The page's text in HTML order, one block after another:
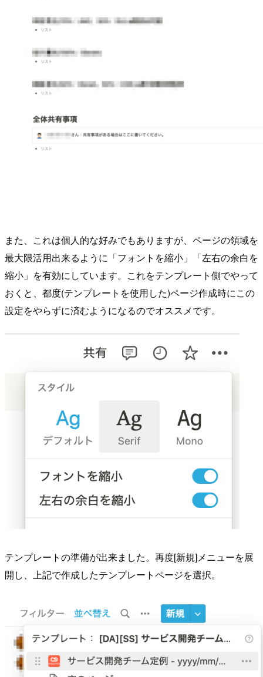
また、これは個人的な好みでもありますが、ページの領域を
最大限活用出来るように「フォントを縮小」「左右の余白を
縮小」を有効にしています。これをテンプレート側でやって
おくと、都度(テンプレートを使用した)ページ作成時にこの
設定をやらずに済むようになるのでオススメです。
テンプレートの準備が出来ました。再度[新規]メニューを展
開し、上記で作成したテンプレートページを選択。